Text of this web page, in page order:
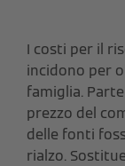
I costi per il
incidono per
famiglia.
prezzo del
delle fonti
rialzo.